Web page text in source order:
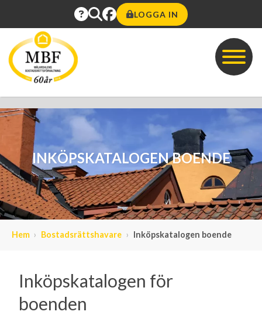
LOGGA IN
INKÖPSKATALOGEN BOENDE
Hem Bostadsrättshavare Inköpskatalogen boende
Inköpskatalogen för
boenden